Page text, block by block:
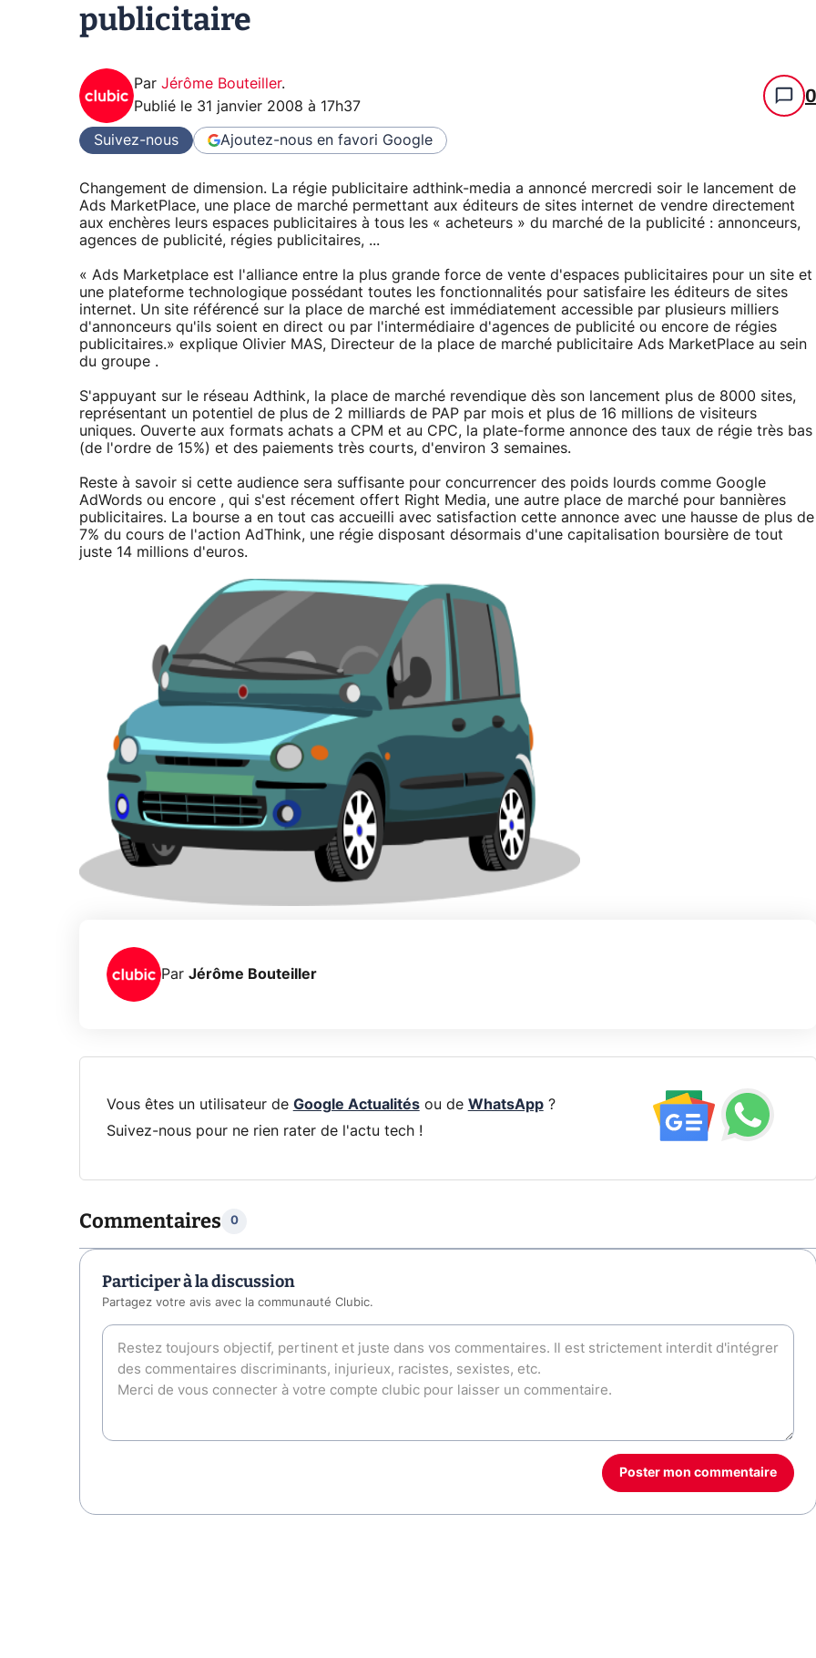
publicitaire
Par Jérôme Bouteiller.
Publié le 31 janvier 2008 à 17h37 0
Suivez-nous Ajoutez-nous en favori Google
Changement de dimension. La régie publicitaire adthink-media a annoncé mercredi soir le lancement de
Ads MarketPlace, une place de marché permettant aux éditeurs de sites internet de vendre directement
aux enchères leurs espaces publicitaires à tous les « acheteurs » du marché de la publicité : annonceurs,
agences de publicité, régies publicitaires, ...
« Ads Marketplace est l'alliance entre la plus grande force de vente d'espaces publicitaires pour un site et
une plateforme technologique possédant toutes les fonctionnalités pour satisfaire les éditeurs de sites
internet. Un site référencé sur la place de marché est immédiatement accessible par plusieurs milliers
d'annonceurs qu'ils soient en direct ou par l'intermédiaire d'agences de publicité ou encore de régies
publicitaires.» explique Olivier MAS, Directeur de la place de marché publicitaire Ads MarketPlace au sein
du groupe .
S'appuyant sur le réseau Adthink, la place de marché revendique dès son lancement plus de 8000 sites,
représentant un potentiel de plus de 2 milliards de PAP par mois et plus de 16 millions de visiteurs
uniques. Ouverte aux formats achats a CPM et au CPC, la plate-forme annonce des taux de régie très bas
(de l'ordre de 15%) et des paiements très courts, d'environ 3 semaines.
Reste à savoir si cette audience sera suffisante pour concurrencer des poids lourds comme Google
AdWords ou encore , qui s'est récement offert Right Media, une autre place de marché pour bannières
publicitaires. La bourse a en tout cas accueilli avec satisfaction cette annonce avec une hausse de plus de
7% du cours de l'action AdThink, une régie disposant désormais d'une capitalisation boursière de tout
juste 14 millions d'euros.
Par Jérôme Bouteiller
Vous êtes un utilisateur de Google Actualitésou de WhatsApp?
Suivez-nous pour ne rien rater de l'actu tech !
Commentaires 0
Participer à la discussion
Partagez votre avis avec la communauté Clubic.
Poster mon commentaire